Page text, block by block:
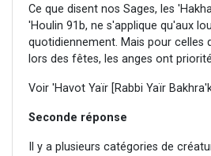
Ce que disent nos Sages, les
'Houlin 91b, ne s'applique qu'aux
quotidiennement. Mais pour celles
lors des fêtes, les anges ont
Voir 'Havot Yaïr [Rabbi Yaïr
Seconde réponse
Il y a plusieurs catégories de